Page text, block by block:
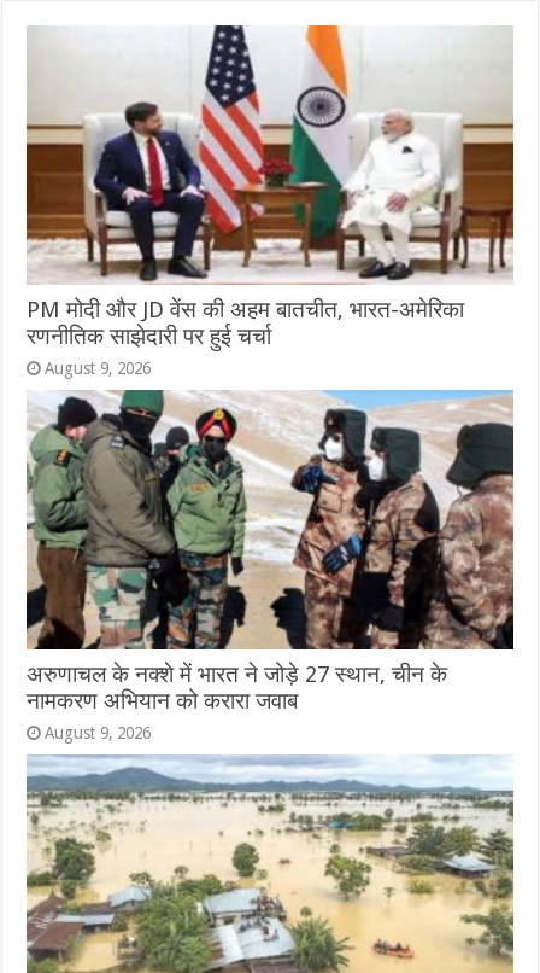
PM मोदी और JD वेंस की अहम बातचीत, भारत-अमेरिका
रणनीतिक साझेदारी पर हुई चर्चा
August 9, 2026
अरुणाचल के नक्शे में भारत ने जोड़े 27 स्थान, चीन के
नामकरण अभियान को करारा जवाब
August 9, 2026